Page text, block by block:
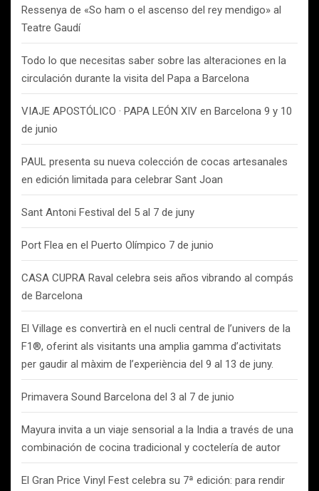
Ressenya de «So ham o el ascenso del rey mendigo» al
Teatre Gaudí
Todo lo que necesitas saber sobre las alteraciones en la
circulación durante la visita del Papa a Barcelona
VIAJE APOSTÓLICO · PAPA LEÓN XIV en Barcelona 9 y 10
de junio
PAUL presenta su nueva colección de cocas artesanales
en edición limitada para celebrar Sant Joan
Sant Antoni Festival del 5 al 7 de juny
Port Flea en el Puerto Olímpico 7 de junio
CASA CUPRA Raval celebra seis años vibrando al compás
de Barcelona
El Village es convertirà en el nucli central de l’univers de la
F1®, oferint als visitants una amplia gamma d’activitats
per gaudir al màxim de l’experiència del 9 al 13 de juny.
Primavera Sound Barcelona del 3 al 7 de junio
Mayura invita a un viaje sensorial a la India a través de una
combinación de cocina tradicional y coctelería de autor
El Gran Price Vinyl Fest celebra su 7ª edición: para rendir